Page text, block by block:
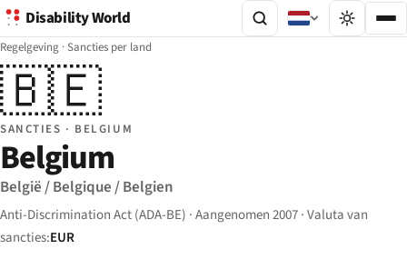
Disability World
Regelgeving ·Sancties per land
🇧🇪
SANCTIES · BELGIUM
Belgium
België / Belgique / Belgien
Anti-Discrimination Act (ADA-BE) · Aangenomen 2007 · Valuta van
sancties:EUR